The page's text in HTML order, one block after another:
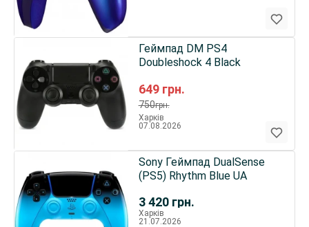
649 грн.
750грн.
Геймпад DM PS4
Doubleshock 4 Black
Харків
07.08.2026
3 420 грн.
Sony Геймпад DualSense
(PS5) Rhythm Blue UA
Харків
21.07.2026